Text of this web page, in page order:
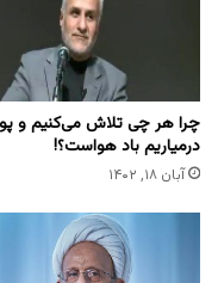
چرا هر چی تلاش می‌کنیم و
درمیاریم باد هواست؟!
آبان ۱۸, ۱۴۰۲